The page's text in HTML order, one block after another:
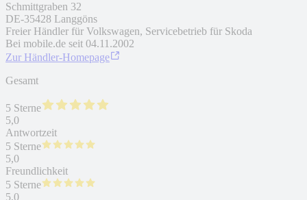
Schmittgraben 32
DE-35428 Langgöns
Freier Händler für Volkswagen, Servicebetrieb für Skoda
Bei mobile.de seit 04.11.2002
Zur Händler-Homepage
Gesamt
5 Sterne
5,0
Antwortzeit
5 Sterne
5,0
Freundlichkeit
5 Sterne
5,0